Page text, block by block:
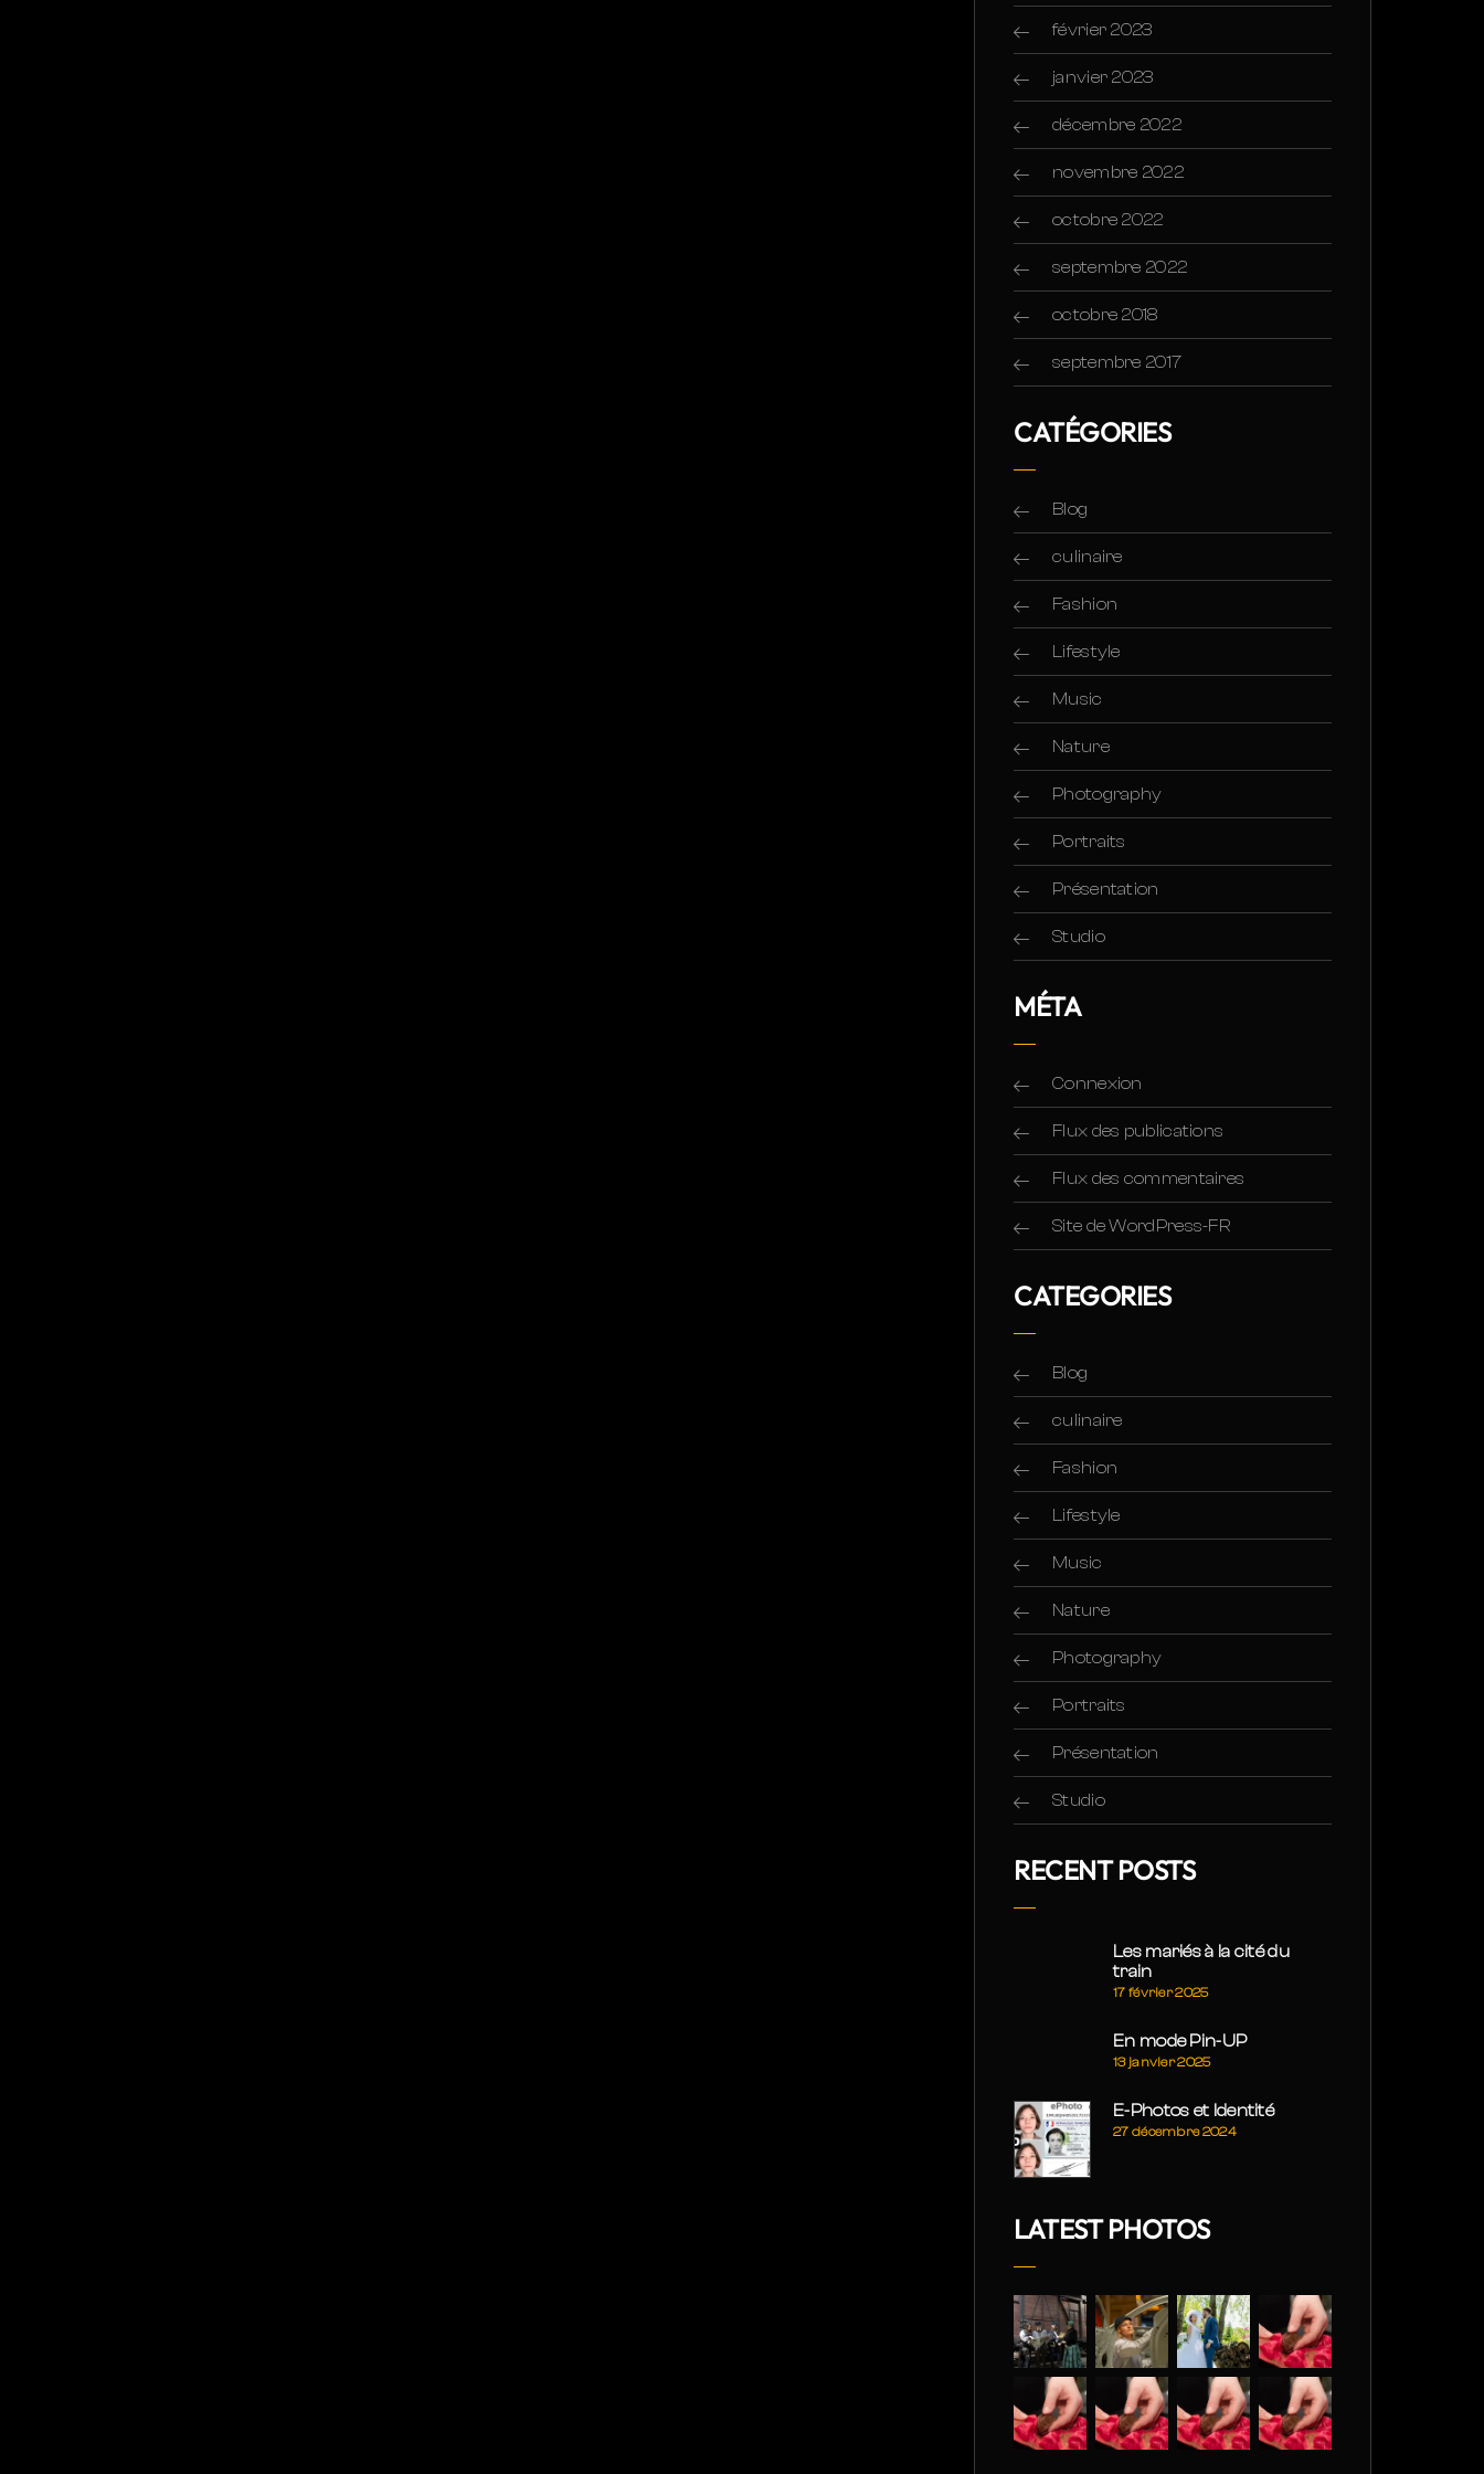
février 2023
janvier 2023
décembre 2022
novembre 2022
octobre 2022
septembre 2022
octobre 2018
septembre 2017
CATÉGORIES
Blog
culinaire
Fashion
Lifestyle
Music
Nature
Photography
Portraits
Présentation
Studio
MÉTA
Connexion
Flux des publications
Flux des commentaires
Site de WordPress-FR
CATEGORIES
Blog
culinaire
Fashion
Lifestyle
Music
Nature
Photography
Portraits
Présentation
Studio
RECENT POSTS
Les mariés à la cité du
train
17 février 2025
En mode Pin-UP
13 janvier 2025
E-Photos et Identité
27 décembre 2024
LATEST PHOTOS